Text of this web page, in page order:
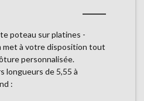
poteau sur platines -
met à votre disposition tout
personnalisée.
longueurs de 5,55 à
: